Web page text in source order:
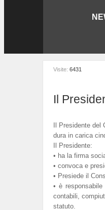
Visite: 6431
Il
Il Presidente
dura in carica
Il Presidente:
• ha la firma
• convoca e
• Presiede il
• è
contabili,
statuto.